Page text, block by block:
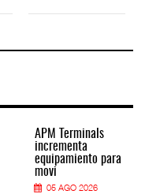
APM Terminals
incrementa
equipamiento para
movi
05 AGO 2026